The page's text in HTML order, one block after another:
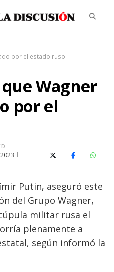
por el estado ruso
Wagner
por el
X (Twitter)Facebook
Putin, aseguró este
del Grupo Wagner,
militar rusa el
plenamente a
según informó la